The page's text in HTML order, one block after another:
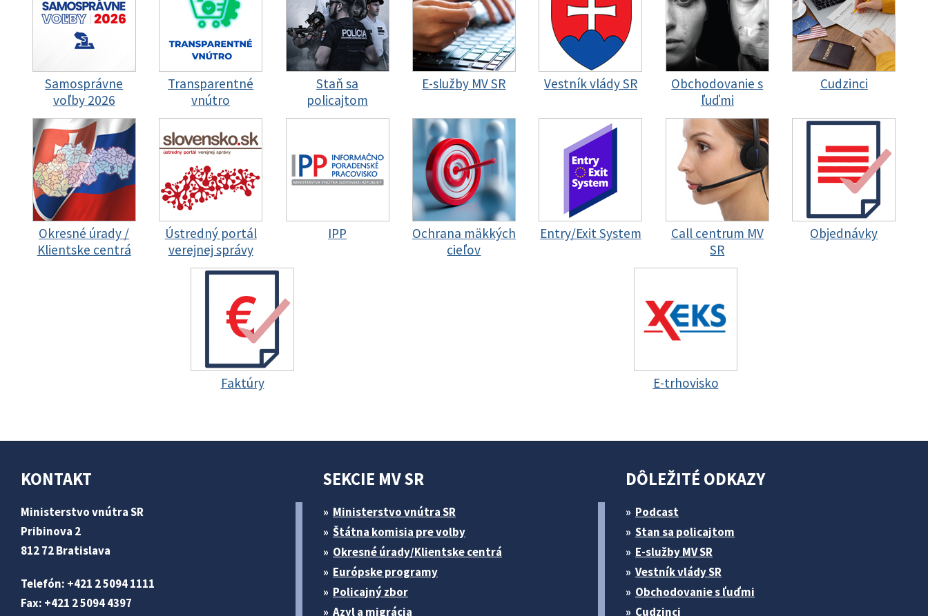
Samosprávne
voľby 2026
Transparentné
vnútro
Staň sa
policajtom
E-služby MV SR Vestník vlády SR
Obchodovanie s
ľuďmi
Cudzinci
Okresné úrady /
Klientske centrá
Ústredný portál
verejnej správy
IPP
Ochrana mäkkých
cieľov
Entry/Exit System
Call centrum MV
SR
Objednávky
Faktúry E-trhovisko
KONTAKT
Ministerstvo vnútra SR
Pribinova 2
812 72 Bratislava
Telefón: +421 2 5094 1111
Fax: +421 2 5094 4397
SEKCIE MV SR
Ministerstvo vnútra SR
Štátna komisia pre volby
Okresné úrady/Klientske centrá
Európske programy
Policajný zbor
Azyl a migrácia
DÔLEŽITÉ ODKAZY
Podcast
Stan sa policajtom
E-služby MV SR
Vestník vlády SR
Obchodovanie s ľuďmi
Cudzinci